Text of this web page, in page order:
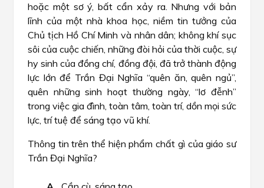
hoặc một sơ ý, bất cẩn xảy ra. Nhưng với bản
lĩnh của một nhà khoa học, niềm tin tưởng của
Chủ tịch Hồ Chí Minh và nhân dân; không khí sục
sôi của cuộc chiến, những đòi hỏi của thời cuộc, sự
hy sinh của đồng chí, đồng đội, đã trở thành động
lực lớn để Trần Đại Nghĩa “quên ăn, quên ngủ”,
quên những sinh hoạt thường ngày, “lơ đễnh”
trong việc gia đình, toàn tâm, toàn trí, dồn mọi sức
lực, trí tuệ để sáng tạo vũ khí.
Thông tin trên thể hiện phẩm chất gì của giáo sư
Trần Đại Nghĩa?